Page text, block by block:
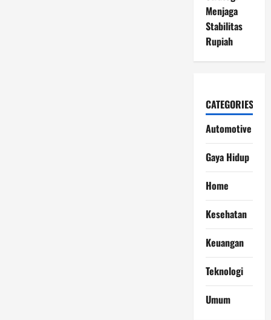
Menjaga
Stabilitas
Rupiah
CATEGORIES
Automotive
Gaya Hidup
Home
Kesehatan
Keuangan
Teknologi
Umum